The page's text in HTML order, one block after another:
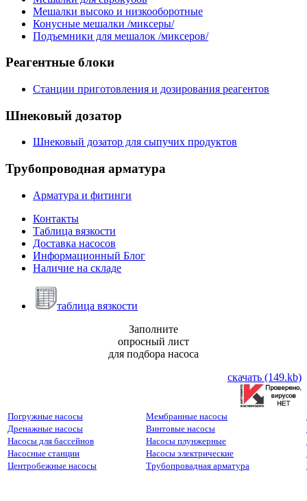
Мешалки высоко и низкооборотные
Конусные мешалки /миксеры/
Подъемники для мешалок /миксеров/
Реагентные блоки
Станции приготовления и дозирования реагентов
Шнековый дозатор
Шнековый дозатор для сыпучих продуктов
Трубопроводная арматура
Арматура и фитинги
Контакты
Таблица вязкости
Доставка насосов
Информационный Блог
Наличие на складе
таблица вязкости
Заполните
опросный лист
для подбора насоса
скачать (149.kb)
Погружные насосы
Дренажные насосы
Насосы для бассейнов
Насосные станции
Центробежные насосы
Мембранные насосы
Винтовые насосы
Насосы плунжерные
Насосы электрические
Трубопровадная арматура